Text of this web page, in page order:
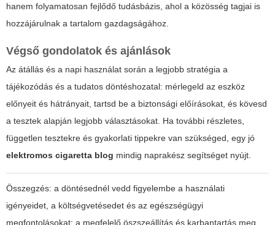
hanem folyamatosan fejlődő tudásbázis, ahol a közösség tagjai is
hozzájárulnak a tartalom gazdagságához.
Végső gondolatok és ajánlások
Az átállás és a napi használat során a legjobb stratégia a
tájékozódás és a tudatos döntéshozatal: mérlegeld az eszköz
előnyeit és hátrányait, tartsd be a biztonsági előírásokat, és kövesd
a tesztek alapján legjobb választásokat. Ha további részletes,
független tesztekre és gyakorlati tippekre van szükséged, egy jó
elektromos cigaretta blog mindig naprakész segítséget nyújt.
Összegzés: a döntésednél vedd figyelembe a használati
igényeidet, a költségvetésedet és az egészségügyi
megfontolásokat; a megfelelő öszszeállítás és karbantartás meg